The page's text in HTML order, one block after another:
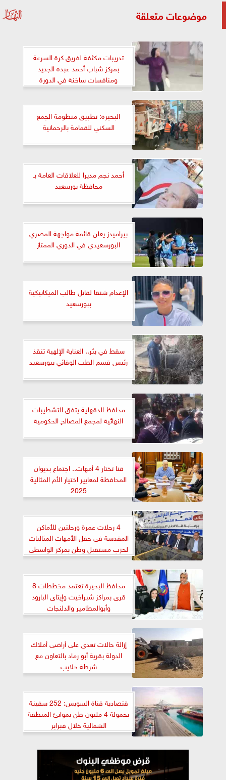
موضوعات متعلقة
تدريبات مكثفة لفريق كرة السرعة
بمركز شباب أحمد عبده الجديد
ومنافسات ساخنة في الدورة
الرمضانية
البحيرة: تطبيق منظومة الجمع
السكني للقمامة بالرحمانية
أحمد نجم مديرا للعلاقات العامة بـ
محافظة بورسعيد
بيراميدز يعلن قائمة مواجهة المصري
البورسعيدي في الدوري الممتاز
الإعدام شنقا لقاتل طالب الميكانيكية
ببورسعيد
سقط في بئر.. العناية الإلهية تنقذ
رئيس قسم الطب الوقائي ببورسعيد
محافظ الدقهلية يتفق التشطيبات
النهائية لمجمع المصالح الحكومية
قنا تختار 4 أمهات.. اجتماع بديوان
المحافظة لمعايير اختيار الأم المثالية
2025
4 رحلات عمرة ورحلتين للأماكن
المقدسة فى حفل الأمهات المثاليات
لحزب مستقبل وطن بمركز الواسطى
ببنى سويف
محافظ البحيرة تعتمد مخططات 8
قرى بمراكز شبراخيت وإيتاى البارود
وأبوالمطامير والدلنجات
إزالة حالات تعدى على أراضى أملاك
الدولة بقرية أبو رماد بالتعاون مع
شرطة حلايب
قتصادية قناة السويس: 252 سفينة
بحمولة 4 مليون طن بموانئ المنطقة
الشمالية خلال فبراير